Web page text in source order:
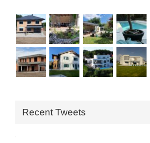
Recent Tweets